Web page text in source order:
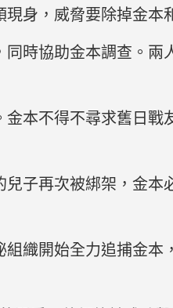
身，威脅要除掉金本
同時協助金本調查。兩
本不得不尋求舊日戰
子再次被綁架，金本
織開始全力追捕金本